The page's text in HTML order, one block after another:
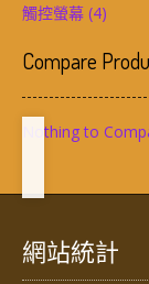
觸控螢幕 (4)
Compare
Nothing to
網站統計